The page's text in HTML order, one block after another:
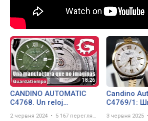
CANDINO AUTOMATIC
C4768. Un reloj
2 червня 2024 5 167 переглядів
Candino
C4769/1:
3 червня 2025